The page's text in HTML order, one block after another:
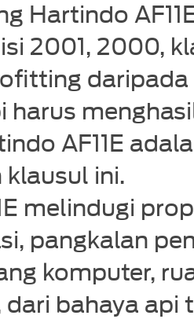
Hartindo
2001, 2000,
harus
AF11E
ini.
melindugi
pangkalan
komputer,
bahaya api